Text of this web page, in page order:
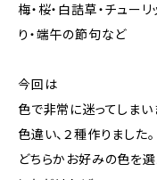
梅・桜・白詰草・チュー
り・端午の節句など
今回は
色で非常に迷ってしまい
色違い、２種作りました。
どちらかお好みの色を選